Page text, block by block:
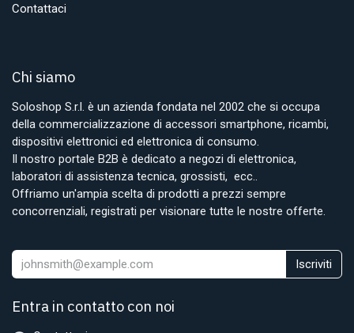
Contattaci
Chi siamo
Soloshop S.r.l. è un azienda fondata nel 2002 che si occupa
della commercializzazione di accessori smartphone, ricambi,
dispositivi elettronici ed elettronica di consumo.
Il nostro portale B2B è dedicato a negozi di elettronica,
laboratori di assistenza tecnica, grossisti, ecc..
Offriamo un'ampia scelta di prodotti a prezzi sempre
concorrenziali, registrati per visionare tutte le nostre offerte.
Iscriviti
Entra in contatto con noi